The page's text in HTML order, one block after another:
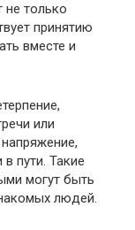
не только
принятию
вместе и
или
пути. Такие
могут быть
людей.